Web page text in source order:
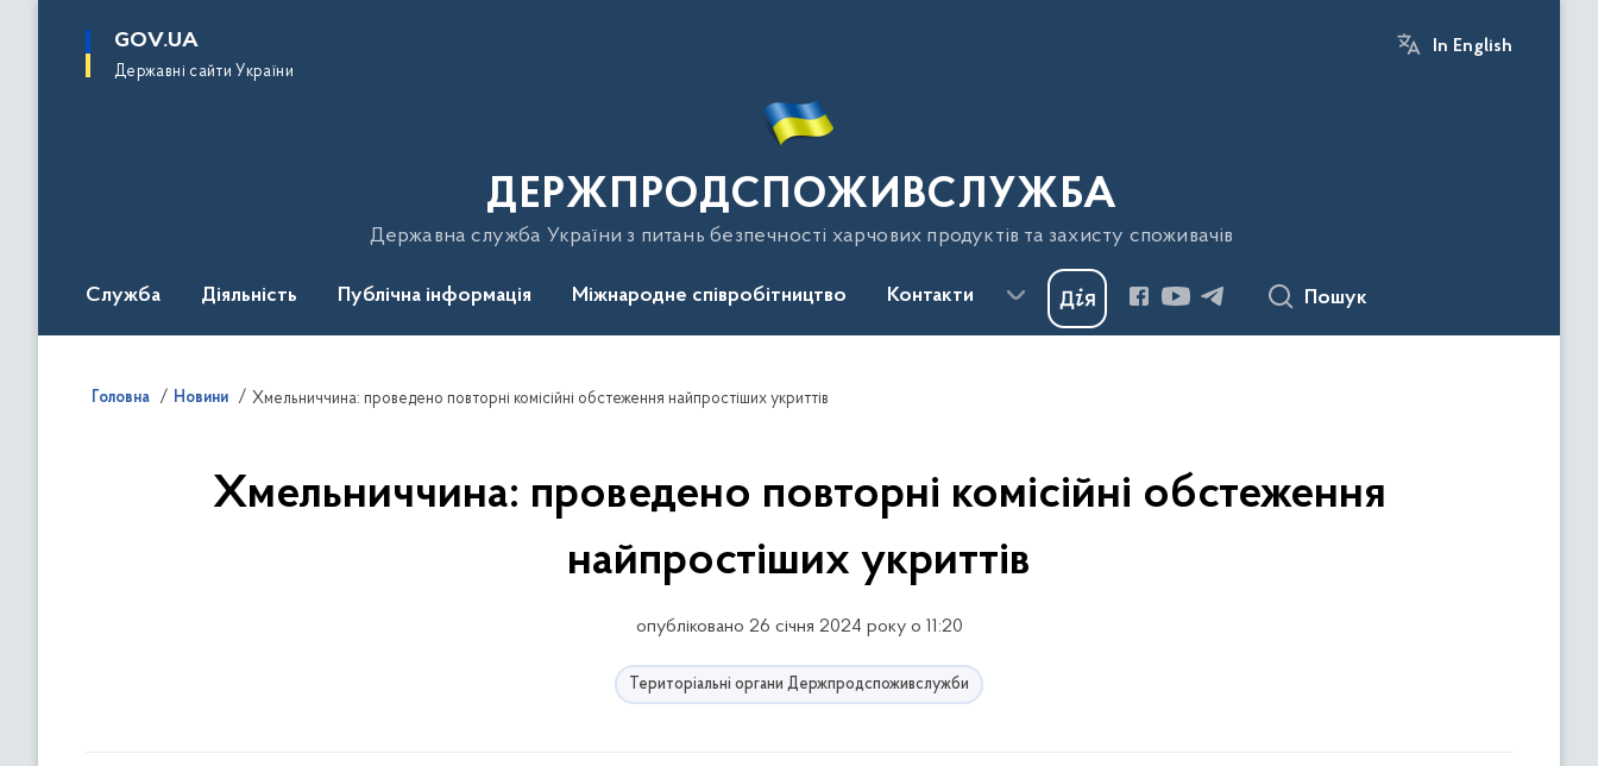
основного
GOV.UA
Державні сайти України
In English
ДЕРЖПРОДСПОЖИВСЛУЖБА
Державна служба України з питань безпечності харчових продуктів та захисту споживачів
Служба Діяльність Публічна інформація Міжнародне співробітництво Контакти Пошук
Головна Новини Хмельниччина: проведено повторні комісійні обстеження найпростіших укриттів
Хмельниччина: проведено повторні комісійні обстеження
найпростіших укриттів
опубліковано 26 січня 2024 року о 11:20
Територіальні органи Держпродспоживслужби